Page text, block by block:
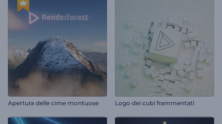
Apertura delle cime montuose Logo dei cubi frammentati